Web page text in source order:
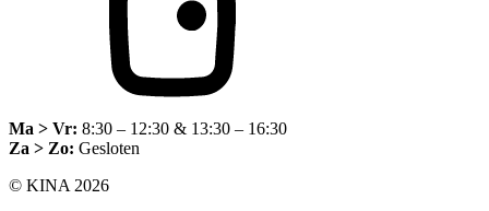
Ma > Vr: 8:30 – 12:30 & 13:30 – 16:30
Za > Zo: Gesloten
© KINA 2026